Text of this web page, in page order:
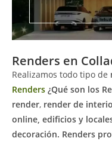
Renders en
Realizamos todo tipo de
Renders ¿Qué son los
render, render de
online, edificios y
decoración. Renders